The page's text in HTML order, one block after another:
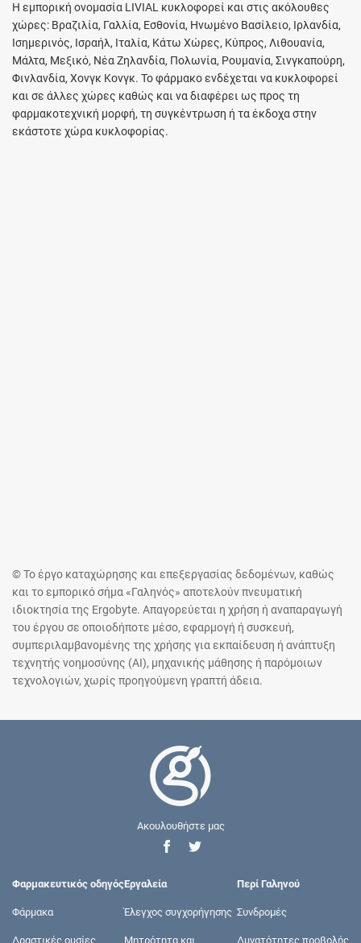
Η εμπορική ονομασία LIVIAL κυκλοφορεί και στις ακόλουθες
χώρες: Βραζιλία, Γαλλία, Εσθονία, Ηνωμένο Βασίλειο, Ιρλανδία,
Ισημερινός, Ισραήλ, Ιταλία, Κάτω Χώρες, Κύπρος, Λιθουανία,
Μάλτα, Μεξικό, Νέα Ζηλανδία, Πολωνία, Ρουμανία, Σινγκαπούρη,
Φινλανδία, Χονγκ Κονγκ. Το φάρμακο ενδέχεται να κυκλοφορεί
και σε άλλες χώρες καθώς και να διαφέρει ως προς τη
φαρμακοτεχνική μορφή, τη συγκέντρωση ή τα έκδοχα στην
εκάστοτε χώρα κυκλοφορίας.
© Το έργο καταχώρησης και επεξεργασίας δεδομένων, καθώς
και το εμπορικό σήμα «Γαληνός» αποτελούν πνευματική
ιδιοκτησία της Ergobyte. Απαγορεύεται η χρήση ή αναπαραγωγή
του έργου σε οποιοδήποτε μέσο, εφαρμογή ή συσκευή,
συμπεριλαμβανομένης της χρήσης για εκπαίδευση ή ανάπτυξη
τεχνητής νοημοσύνης (AI), μηχανικής μάθησης ή παρόμοιων
τεχνολογιών, χωρίς προηγούμενη γραπτή άδεια.
Ακουλουθήστε μας
Φαρμακευτικός οδηγός
Φάρμακα
Δραστικές ουσίες
Εργαλεία
Έλεγχος συγχορήγησης
Μητρότητα και
Περί Γαληνού
Συνδρομές
Δυνατότητες προβολής